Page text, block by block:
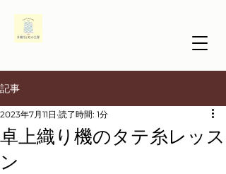
記事
卓上織り機のタテ糸レッス
ン
2023年7月11日 読了時間: 1分